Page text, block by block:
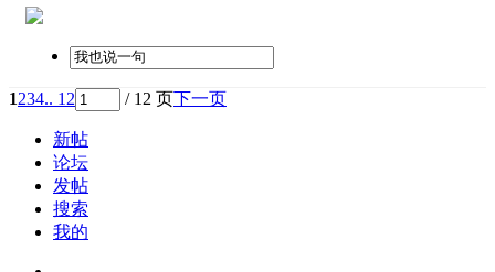
1234.. 12 / 12 页下一页
新帖
论坛
发帖
搜索
我的